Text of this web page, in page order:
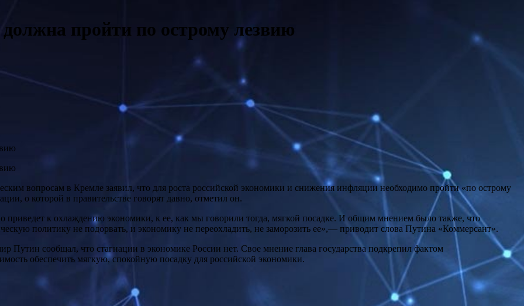
пройти по острому лезвию
вопросам в Кремле заявил, что для роста российской экономики и снижения инфляции необходимо пройти «по острому
о которой в правительстве говорят давно, отметил он.
приведет к охлаждению экономики, к ее, как мы говорили тогда, мягкой посадке. И общим мнением было также, что
политику не подорвать, и экономику не переохладить, не заморозить ее»,— приводит слова Путина «Коммерсант».
сообщал, что стагнации в экономике России нет. Свое мнение глава государства подкрепил фактом
обеспечить мягкую, спокойную посадку для российской экономики.